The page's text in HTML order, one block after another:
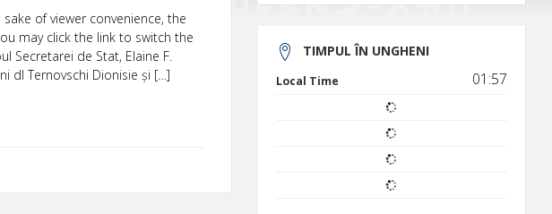
of viewer convenience, the
may click the link to switch the
Secretarei de Stat, Elaine F.
dl Ternovschi Dionisie și […]
TIMPUL ÎN UNGHENI
Local Time 01:57